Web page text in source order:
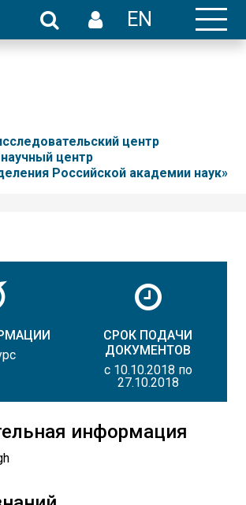
EN
центр
центр
Российской академии наук»
СРОК ПОДАЧИ
ДОКУМЕНТОВ
с 10.10.2018 по
27.10.2018
информация